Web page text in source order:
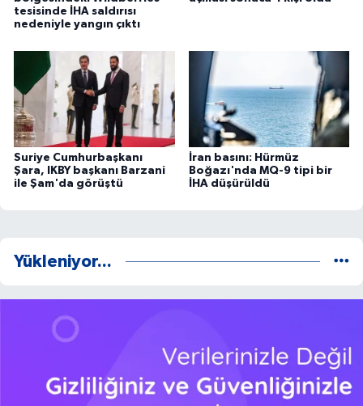
tesisinde İHA saldırısı
nedeniyle yangın çıktı
Suriye Cumhurbaşkanı
Şara, IKBY başkanı Barzani
ile Şam'da görüştü
İran basını: Hürmüz
Boğazı'nda MQ-9 tipi bir
İHA düşürüldü
Yükleniyor...